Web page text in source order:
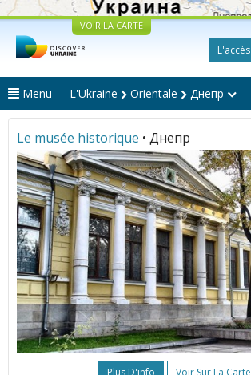
VOIR LA CARTE
L'accès
Menu L'Ukraine Orientale Днепр
Le musée historique • Днепр
Plus D'info Voir Sur La Carte